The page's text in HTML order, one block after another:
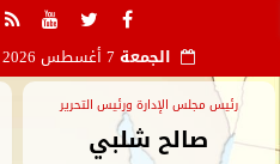
الجمعة
رئيس مجلس الإدارة ورئيس التحرير
صالح شلبي